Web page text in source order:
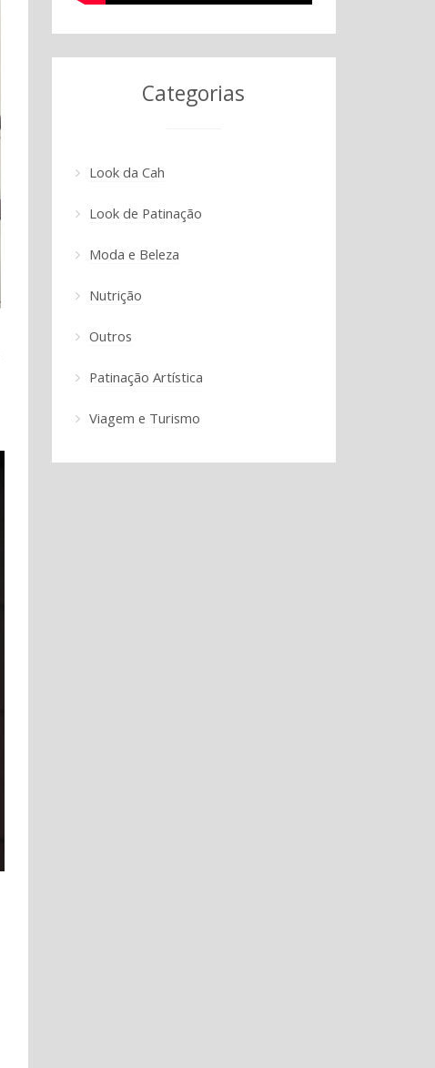
Categorias
Look da Cah
Look de Patinação
Moda e Beleza
Nutrição
Outros
Patinação Artística
Viagem e Turismo